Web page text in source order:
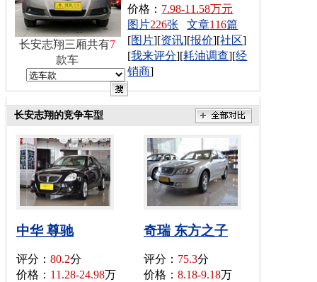
价格： 7.98-11.58万元
图片226张 文章116篇
[图片][资讯][报价][社区]
[我来评分][耗油调查][经
销商]
长安志翔三厢共有7
款车
长安志翔的竞争车型
中华 尊驰
评分： 80.2分
价格： 11.28-24.98万
奇瑞 东方之子
评分： 75.3分
价格： 8.18-9.18万